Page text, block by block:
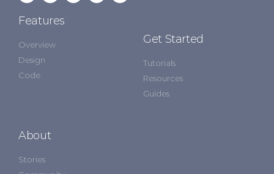
Features
Overview
Design
Code
Get Started
Tutorials
Resources
Guides
About
Stories